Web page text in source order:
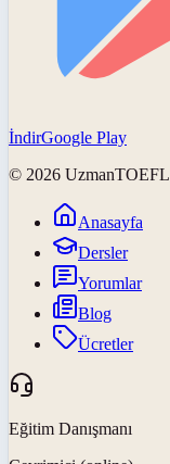
İndirGoogle Play
© 2026 UzmanTOEFL
Anasayfa
Dersler
Yorumlar
Blog
Ücretler
Eğitim Danışmanı